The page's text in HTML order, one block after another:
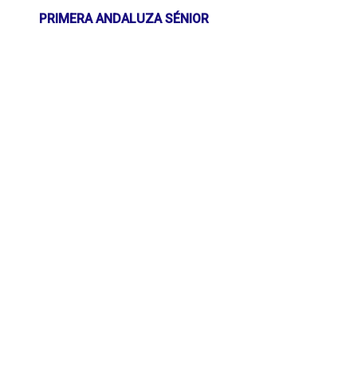
PRIMERA ANDALUZA SÉNIOR